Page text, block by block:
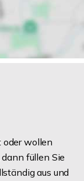
oder wollen
füllen Sie
aus und